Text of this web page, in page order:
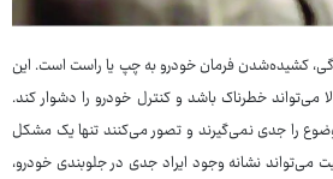
کشیده‌شدن فرمان خودرو به چپ یا راست است. این
خطرناک باشد و کنترل خودرو را دشوار کند.
موضوع را جدی نمی‌گیرند و تصور می‌کنند تنها یک مشکل
می‌تواند نشانه وجود ایراد جدی در جلوبندی خودرو،